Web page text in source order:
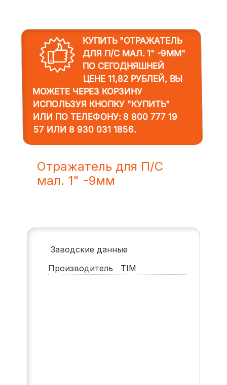
КУПИТЬ "ОТРАЖАТЕЛЬ
ДЛЯ П/С МАЛ. 1" -9ММ"
ПО СЕГОДНЯШНЕЙ
ЦЕНЕ 11,82 РУБЛЕЙ, ВЫ
МОЖЕТЕ ЧЕРЕЗ КОРЗИНУ
ИСПОЛЬЗУЯ КНОПКУ "КУПИТЬ"
ИЛИ ПО ТЕЛЕФОНУ: 8 800 777 19
57ИЛИ 8 930 031 1856.
Отражатель для П/С
мал. 1" -9мм
Заводские данные
Производитель
TIM